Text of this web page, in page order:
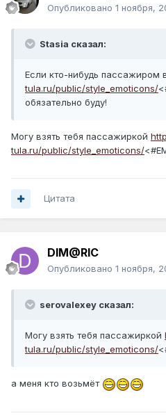
Опубликовано 1 ноября,
Stasia сказал:
Если кто-нибудь пассажиром
tula.ru/public/style_emoticons/
обязательно буду!
Могу взять тебя пассажиркой
tula.ru/public/style_emoticons/
Цитата
DIM@RIC
Опубликовано 1 ноября,
serovalexey сказал:
Могу взять тебя пассажиркой
tula.ru/public/style_emoticons/
а меня кто возьмёт